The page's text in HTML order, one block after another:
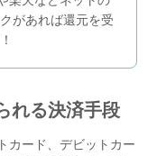
があれば還元を受
れる決済手段
カード、デビットカー